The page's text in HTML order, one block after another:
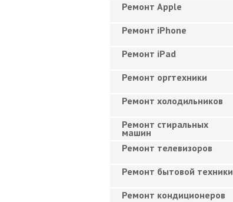
Ремонт Apple
Ремонт iPhone
Ремонт iPad
Ремонт оргтехники
Ремонт холодильников
Ремонт стиральных
машин
Ремонт телевизоров
Ремонт бытовой техники
Ремонт кондиционеров